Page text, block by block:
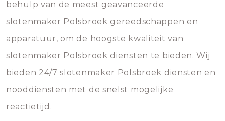
behulp van de meest geavanceerde
slotenmaker Polsbroek gereedschappen en
apparatuur, om de hoogste kwaliteit van
slotenmaker Polsbroek diensten te bieden. Wij
bieden 24/7 slotenmaker Polsbroek diensten en
nooddiensten met de snelst mogelijke
reactietijd.